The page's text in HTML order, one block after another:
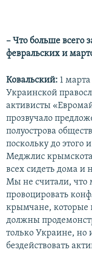
– Что больше всего
февральских и
Ковальский: 1
Украинской
активисты
прозвучало
полуострова
поскольку до этого
Меджлис
всех сидеть дома и
Мы не считали, что
провоцировать
крымчане, которые
должны
только Украине, но
бездействовать